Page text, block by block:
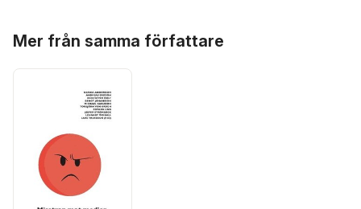
Mer från samma författare